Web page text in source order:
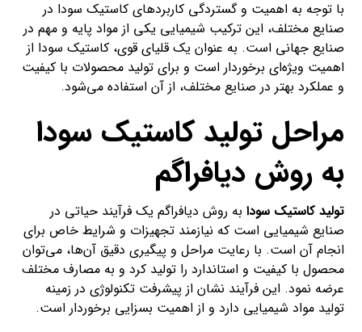
با توجه به اهمیت و گستردگی کاربردهای کاستیک سودا در
صنایع مختلف، این ترکیب شیمیایی یکی از مواد پایه و مهم در
صنایع جهانی است. به عنوان یک قلیای قوی، کاستیک سودا از
اهمیت ویژه‌ای برخوردار است و برای تولید محصولات با کیفیت
و عملکرد بهتر در صنایع مختلف، از آن استفاده می‌شود.
مراحل تولید کاستیک سودا
به روش دیافراگم
تولید کاستیک سودا به روش دیافراگم یک فرآیند حیاتی در
صنایع شیمیایی است که نیازمند تجهیزات و شرایط خاص برای
انجام آن است. با رعایت مراحل و پیگیری دقیق آن‌ها، می‌توان
محصول با کیفیت و استاندارد را تولید کرد و به مصارف مختلف
عرضه نمود. این فرآیند نشان از پیشرفت تکنولوژی در زمینه
تولید مواد شیمیایی دارد و از اهمیت بسزایی برخوردار است.